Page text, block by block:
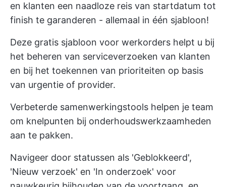
en klanten een naadloze reis van startdatum tot
finish te garanderen - allemaal in één sjabloon!
Deze gratis sjabloon voor werkorders helpt u bij
het beheren van serviceverzoeken van klanten
en bij het toekennen van prioriteiten op basis
van urgentie of provider.
Verbeterde samenwerkingstools helpen je team
om knelpunten bij onderhoudswerkzaamheden
aan te pakken.
Navigeer door statussen als 'Geblokkeerd',
'Nieuw verzoek' en 'In onderzoek' voor